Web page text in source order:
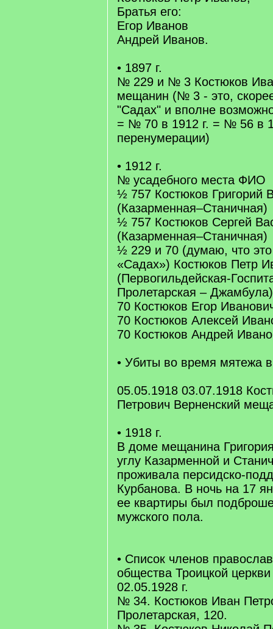
Братья его:
Егор Иванов
Андрей Иванов.
• 1897 г.
№ 229 и № 3 Костюков
мещанин (№ 3 - это, скорее
"Садах" и вполне
= № 70 в 1912 г. = № 56 в
перенумерации)
• 1912 г.
№ усадебного места ФИО
½ 757 Костюков Григорий
(Казарменная–Станичная)
½ 757 Костюков Сергей
(Казарменная–Станичная)
½ 229 и 70 (думаю, что это
«Садах») Костюков Петр
(Первогильдейская-
Пролетарская – Джамбула)
70 Костюков Егор
70 Костюков Алексей
70 Костюков Андрей
• Убиты во время мятежа
05.05.1918 03.07.1918
Петрович Верненский
• 1918 г.
В доме мещанина
углу Казарменной и
проживала персидско-
Курбанова. В ночь на 17
ее квартиры был
мужского пола.
• Список членов
общества Троицкой
02.05.1928 г.
№ 34. Костюков Иван
Пролетарская, 120.